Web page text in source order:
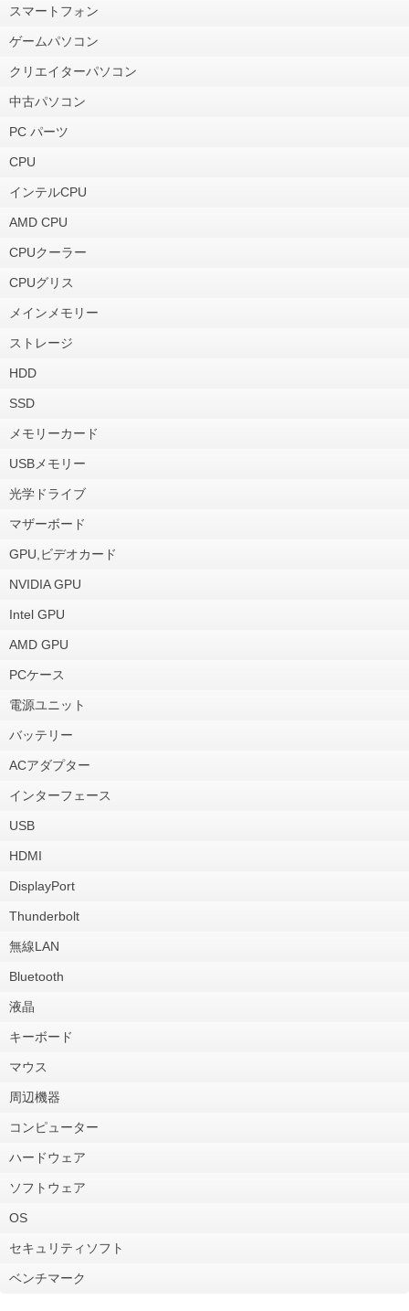
スマートフォン
ゲームパソコン
クリエイターパソコン
中古パソコン
PC パーツ
CPU
インテルCPU
AMD CPU
CPUクーラー
CPUグリス
メインメモリー
ストレージ
HDD
SSD
メモリーカード
USBメモリー
光学ドライブ
マザーボード
GPU,ビデオカード
NVIDIA GPU
Intel GPU
AMD GPU
PCケース
電源ユニット
バッテリー
ACアダプター
インターフェース
USB
HDMI
DisplayPort
Thunderbolt
無線LAN
Bluetooth
液晶
キーボード
マウス
周辺機器
コンピューター
ハードウェア
ソフトウェア
OS
セキュリティソフト
ベンチマーク